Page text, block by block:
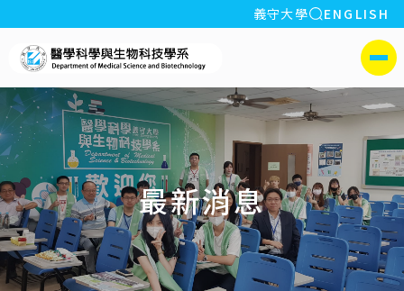
:::
義守大學 全站搜索
ENGLISH
義守大學醫學科學與生物
側選單
最新消息